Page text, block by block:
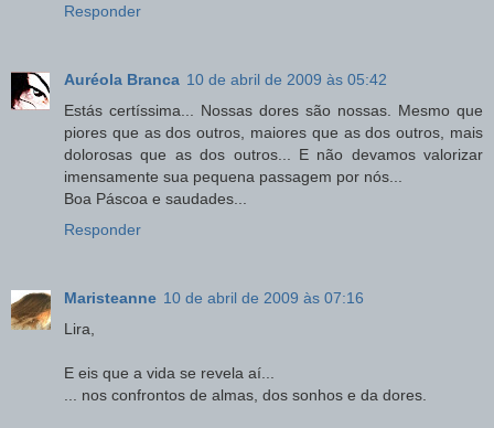
Responder
Auréola Branca 10 de abril de 2009 às 05:42
Estás certíssima... Nossas dores são nossas. Mesmo que
piores que as dos outros, maiores que as dos outros, mais
dolorosas que as dos outros... E não devamos valorizar
imensamente sua pequena passagem por nós...
Boa Páscoa e saudades...
Responder
Maristeanne 10 de abril de 2009 às 07:16
Lira,
E eis que a vida se revela aí...
... nos confrontos de almas, dos sonhos e da dores.